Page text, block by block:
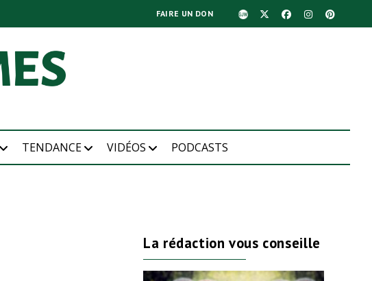
FAIRE UN DON
TENDANCE VIDÉOS PODCASTS
La rédaction vous conseille